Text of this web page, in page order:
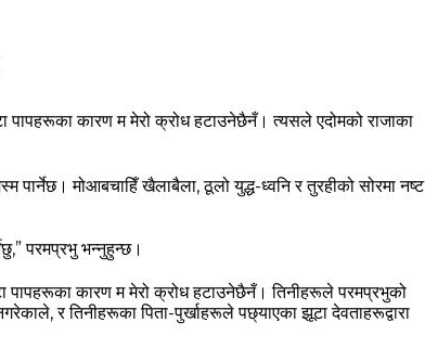
पापहरूका कारण म मेरो क्रोध हटाउनेछैनँ। त्‍यसले एदोमको राजाका
मोआबचाहिँ खैलाबैला, ठूलो युद्ध-ध्‍वनि र तुरहीको सोरमा नष्‍ट
परमप्रभु भन्‍नुहुन्‍छ।
पापहरूका कारण म मेरो क्रोध हटाउनेछैनँ। तिनीहरूले परमप्रभुको
र तिनीहरूका पिता-पुर्खाहरूले पछ्याएका झूटा देवताहरूद्वारा